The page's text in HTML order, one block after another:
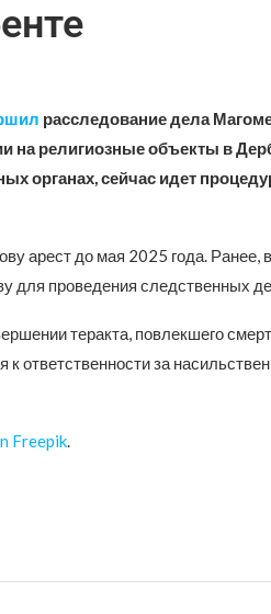
расследование дела
на религиозные объекты в
органах, сейчас идет
арест до мая 2025 года. Ранее,
для проведения следственных
теракта, повлекшего
к ответственности за
Freepik.